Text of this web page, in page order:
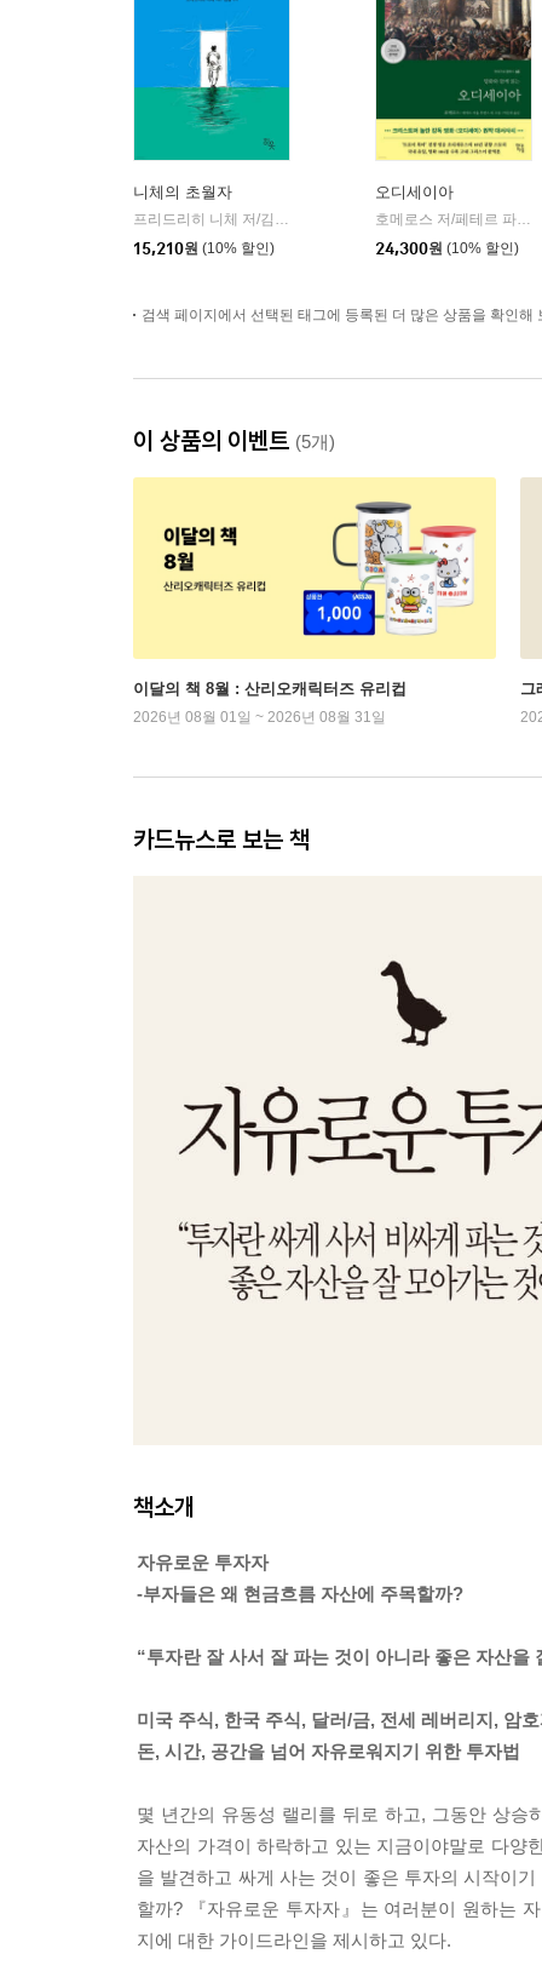
니체의 초월자
프리드리히 니체 저/김철 편역
15,210원 (10% 할인)
오디세이아
호메로스 저/페테르 파울 루벤스 그림/박문재 역
24,300원 (10% 할인)
검색 페이지에서 선택된 태그에 등록된 더 많은 상품을 확인해
이 상품의 이벤트 (5개)
이달의 책 8월 : 산리오캐릭터즈 유리컵
2026년 08월 01일 ~ 2026년 08월 31일
그
카드뉴스로 보는 책
책소개
자유로운 투자자
-부자들은 왜 현금흐름 자산에 주목할까?
“투자란 잘 사서 잘 파는 것이 아니라 좋은 자산을
미국 주식, 한국 주식, 달러/금, 전세 레버리지, 암
돈, 시간, 공간을 넘어 자유로워지기 위한 투자법
몇 년간의 유동성 랠리를 뒤로 하고, 그동안 상승
자산의 가격이 하락하고 있는 지금이야말로 다양
을 발견하고 싸게 사는 것이 좋은 투자의 시작이
할까? 『자유로운 투자자』는 여러분이 원하는
지에 대한 가이드라인을 제시하고 있다.